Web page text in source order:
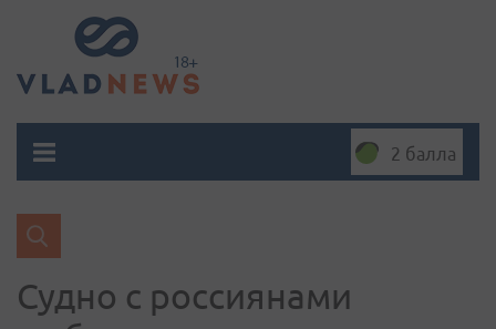
2 балла
Судно с россиянами